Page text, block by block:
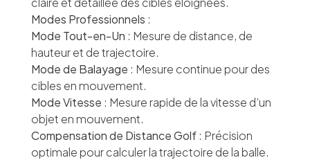
Modes Professionnels :
Mode Tout-en-Un : Mesure de distance, de
hauteur et de trajectoire.
Mode de Balayage : Mesure continue pour des
cibles en mouvement.
Mode Vitesse : Mesure rapide de la vitesse d’un
objet en mouvement.
Compensation de Distance Golf : Précision
optimale pour calculer la trajectoire de la balle.